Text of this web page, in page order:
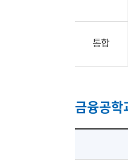
통합
금융공학